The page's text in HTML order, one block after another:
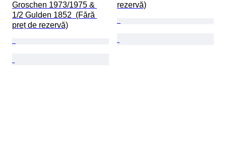
Groschen 1973/1975 &
1/2 Gulden 1852  (Fără
preț de rezervă)
rezervă)